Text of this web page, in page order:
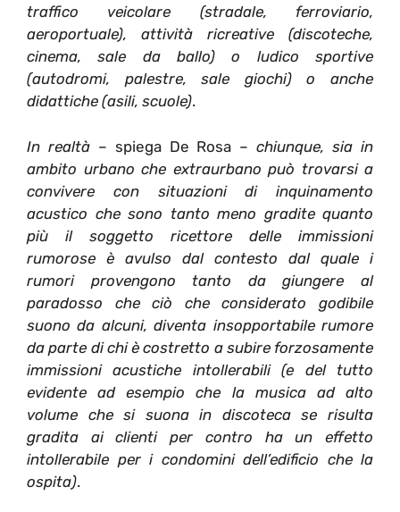
traffico veicolare (stradale, ferroviario,
aeroportuale), attività ricreative (discoteche,
cinema, sale da ballo) o ludico sportive
(autodromi, palestre, sale giochi) o anche
didattiche (asili, scuole).
In realtà– spiega De Rosa –chiunque, sia in
ambito urbano che extraurbano può trovarsi a
convivere con situazioni di inquinamento
acustico che sono tanto meno gradite quanto
più il soggetto ricettore delle immissioni
rumorose è avulso dal contesto dal quale i
rumori provengono tanto da giungere al
paradosso che ciò che considerato godibile
suono da alcuni, diventa insopportabile rumore
da parte di chi è costretto a subire forzosamente
immissioni acustiche intollerabili (e del tutto
evidente ad esempio che la musica ad alto
volume che si suona in discoteca se risulta
gradita ai clienti per contro ha un effetto
intollerabile per i condomini dell’edificio che la
ospita).